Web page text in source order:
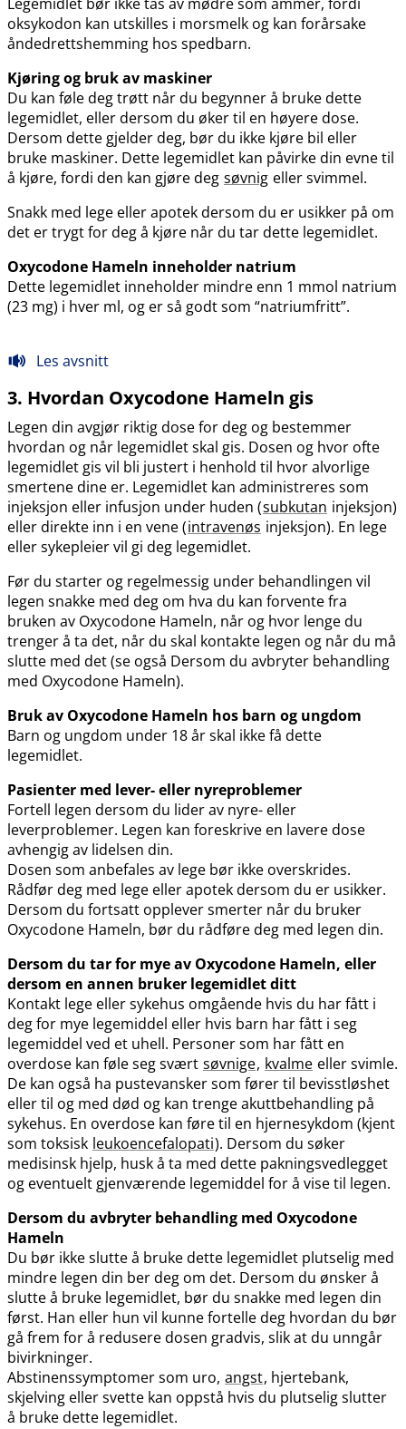
oksykodon kan utskilles i morsmelk og kan forårsake
åndedrettshemming hos spedbarn.
Kjøring og bruk av maskiner
Du kan føle deg trøtt når du begynner å bruke dette
legemidlet, eller dersom du øker til en høyere dose.
Dersom dette gjelder deg, bør du ikke kjøre bil eller
bruke maskiner. Dette legemidlet kan påvirke din evne til
å kjøre, fordi den kan gjøre deg søvnig eller svimmel.
Snakk med lege eller apotek dersom du er usikker på om
det er trygt for deg å kjøre når du tar dette legemidlet.
Oxycodone Hameln inneholder natrium
Dette legemidlet inneholder mindre enn 1 mmol natrium
(23 mg) i hver ml, og er så godt som “natriumfritt”.
Les avsnitt
3. Hvordan Oxycodone Hameln gis
Legen din avgjør riktig dose for deg og bestemmer
hvordan og når legemidlet skal gis. Dosen og hvor ofte
legemidlet gis vil bli justert i henhold til hvor alvorlige
smertene dine er. Legemidlet kan administreres som
injeksjon eller infusjon under huden (subkutan injeksjon)
eller direkte inn i en vene (intravenøs injeksjon). En lege
eller sykepleier vil gi deg legemidlet.
Før du starter og regelmessig under behandlingen vil
legen snakke med deg om hva du kan forvente fra
bruken av Oxycodone Hameln, når og hvor lenge du
trenger å ta det, når du skal kontakte legen og når du må
slutte med det (se også Dersom du avbryter behandling
med Oxycodone Hameln).
Bruk av Oxycodone Hameln hos barn og ungdom
Barn og ungdom under 18 år skal ikke få dette
legemidlet.
Pasienter med lever- eller nyreproblemer
Fortell legen dersom du lider av nyre- eller
leverproblemer. Legen kan foreskrive en lavere dose
avhengig av lidelsen din.
Dosen som anbefales av lege bør ikke overskrides.
Rådfør deg med lege eller apotek dersom du er usikker.
Dersom du fortsatt opplever smerter når du bruker
Oxycodone Hameln, bør du rådføre deg med legen din.
Dersom du tar for mye av Oxycodone Hameln, eller
dersom en annen bruker legemidlet ditt
Kontakt lege eller sykehus omgående hvis du har fått i
deg for mye legemiddel eller hvis barn har fått i seg
legemiddel ved et uhell. Personer som har fått en
overdose kan føle seg svært søvnige, kvalme eller svimle.
De kan også ha pustevansker som fører til bevisstløshet
eller til og med død og kan trenge akuttbehandling på
sykehus. En overdose kan føre til en hjernesykdom (kjent
som toksisk leukoencefalopati). Dersom du søker
medisinsk hjelp, husk å ta med dette pakningsvedlegget
og eventuelt gjenværende legemiddel for å vise til legen.
Dersom du avbryter behandling med Oxycodone
Hameln
Du bør ikke slutte å bruke dette legemidlet plutselig med
mindre legen din ber deg om det. Dersom du ønsker å
slutte å bruke legemidlet, bør du snakke med legen din
først. Han eller hun vil kunne fortelle deg hvordan du bør
gå frem for å redusere dosen gradvis, slik at du unngår
bivirkninger.
Abstinenssymptomer som uro, angst, hjertebank,
skjelving eller svette kan oppstå hvis du plutselig slutter
å bruke dette legemidlet.